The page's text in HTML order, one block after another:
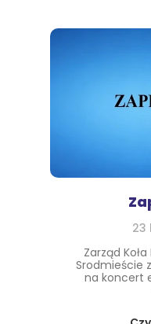
23
Zarząd
Srodmieście
na koncert